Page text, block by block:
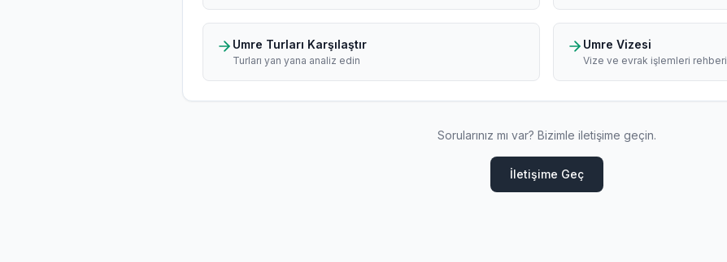
Umre Turları Karşılaştır
Turları yan yana analiz edin
Umre Vizesi
Vize ve evrak işlemleri rehberi
Sorularınız mı var? Bizimle iletişime geçin.
İletişime Geç